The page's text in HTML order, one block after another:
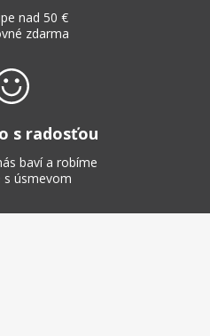
nad 50 €
zdarma
s radosťou
baví a robíme
s úsmevom